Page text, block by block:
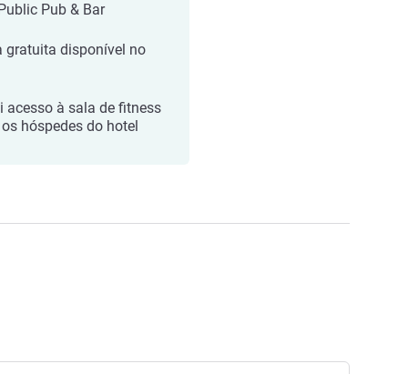
Pub & Bar
gratuita disponível no
acesso à sala de fitness
hóspedes do hotel